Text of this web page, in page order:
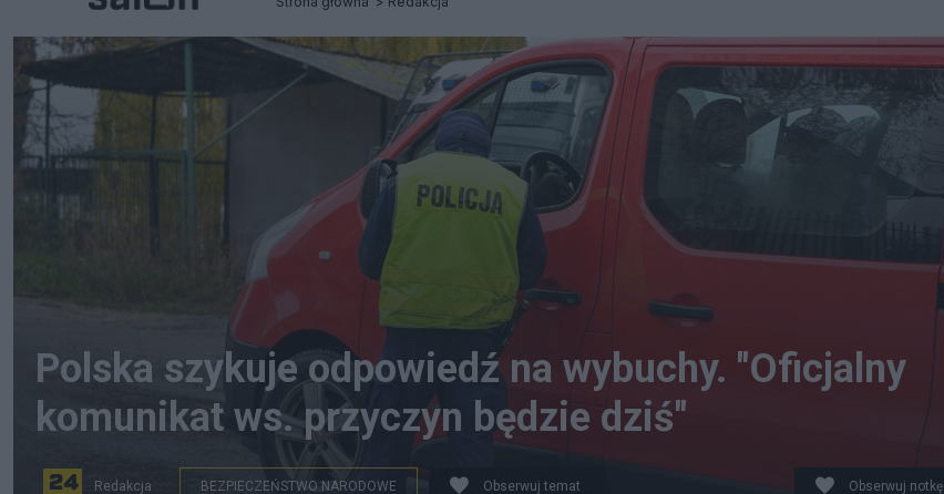
Polska szykuje odpowiedź na wybuchy. "Oficjalny
komunikat ws. przyczyn będzie dziś"
Redakcja BEZPIECZEŃSTWO NARODOWE Obserwuj temat Obserwuj notkę